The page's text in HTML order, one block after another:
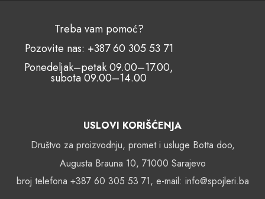
USLOVI KORIŠĆENJA
Društvo za proizvodnju, promet i usluge Botta doo,
Augusta Brauna 10, 71000 Sarajevo
broj telefona +387 60 305 53 71, e-mail: info@spojleri.ba
Treba vam pomoć?
Pozovite nas: +387 60 305 53 71
Ponedeljak–petak 09.00–17.00,
subota 09.00–14.00